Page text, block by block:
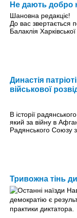
Не дають добро
Шановна редакціє!
До вас звертається
Балаклія
Династія
військової
В історії
який за війну в
Радянського Союзу
Тривожна тінь